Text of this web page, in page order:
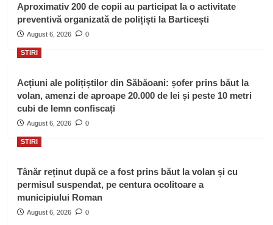
Aproximativ 200 de copii au participat la o activitate
preventivă organizată de polițiști la Barticești
August 6, 2026 0
STIRI
Acțiuni ale polițiștilor din Săbăoani: șofer prins băut la
volan, amenzi de aproape 20.000 de lei și peste 10 metri
cubi de lemn confiscați
August 6, 2026 0
STIRI
Tânăr reținut după ce a fost prins băut la volan și cu
permisul suspendat, pe centura ocolitoare a
municipiului Roman
August 6, 2026 0